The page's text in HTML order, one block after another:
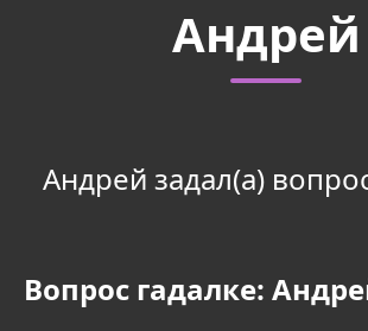
Андрей
Андрей задал(а)
Вопрос гадалке: